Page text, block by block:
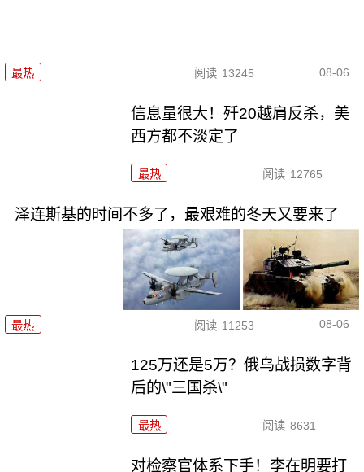
最热 阅读 13245 08-06
信息量很大！歼20越肩反杀，美
西方都不淡定了
最热 阅读 12765
泽连斯基的时间不多了，最艰难的冬天又要来了
最热 阅读 11253 08-06
125万还是5万？俄乌战损数字背
后的\"三国杀\"
最热 阅读 8631
对检察官体系下手！李在明要打